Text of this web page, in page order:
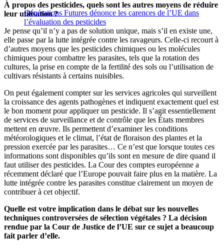
Générations Futures dénonce les carences de l’UE dans
l’évaluation des pesticides
À propos des pesticides, quels sont les autres moyens de réduire
leur utilisation ?
Je pense qu’il n’y a pas de solution unique, mais s’il en existe une,
elle passe par la lutte intégrée contre les ravageurs. Celle-ci recourt à
d’autres moyens que les pesticides chimiques ou les molécules
chimiques pour combattre les parasites, tels que la rotation des
cultures, la prise en compte de la fertilité des sols ou l’utilisation de
cultivars résistants à certains nuisibles.
On peut également compter sur les services agricoles qui surveillent
la croissance des agents pathogènes et indiquent exactement quel est
le bon moment pour appliquer un pesticide. Il s’agit essentiellement
de services de surveillance et de contrôle que les États membres
mettent en œuvre. Ils permettent d’examiner les conditions
météorologiques et le climat, l’état de floraison des plantes et la
pression exercée par les parasites… Ce n’est que lorsque toutes ces
informations sont disponibles qu’ils sont en mesure de dire quand il
faut utiliser des pesticides. La Cour des comptes européenne a
récemment déclaré que l’Europe pouvait faire plus en la matière. La
lutte intégrée contre les parasites constitue clairement un moyen de
contribuer à cet objectif.
Quelle est votre implication dans le débat sur les nouvelles
techniques controversées de sélection végétales ? La décision
rendue par la Cour de Justice de l’UE sur ce sujet a beaucoup
fait parler d’elle.